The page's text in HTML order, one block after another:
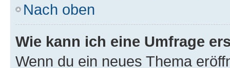
Nach oben
Wie kann ich eine Umfrage
Wenn du ein neues Thema